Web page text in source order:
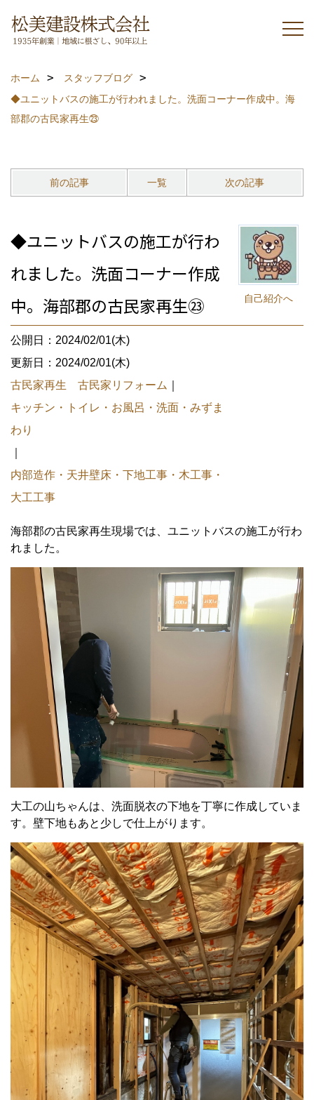
ホーム
スタッフブログ
◆ユニットバスの施工が行われました。洗面コーナー作成中。海
部郡の古民家再生㉓
前の記事 一覧 次の記事
自己紹介へ
◆ユニットバスの施工が行わ
れました。洗面コーナー作成
中。海部郡の古民家再生㉓
公開日：2024/02/01(木)
更新日：2024/02/01(木)
古民家再生 古民家リフォーム
キッチン・トイレ・お風呂・洗面・みずま
わり
内部造作・天井壁床・下地工事・木工事・
大工工事
海部郡の古民家再生現場では、ユニットバスの施工が行わ
れました。
大工の山ちゃんは、洗面脱衣の下地を丁寧に作成していま
す。壁下地もあと少しで仕上がります。